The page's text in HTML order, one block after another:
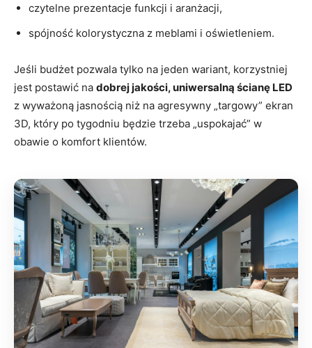
czytelne prezentacje funkcji i aranżacji,
spójność kolorystyczna z meblami i oświetleniem.
Jeśli budżet pozwala tylko na jeden wariant, korzystniej
jest postawić na dobrej jakości, uniwersalną ścianę LED
z wyważoną jasnością niż na agresywny „targowy” ekran
3D, który po tygodniu będzie trzeba „uspokajać” w
obawie o komfort klientów.